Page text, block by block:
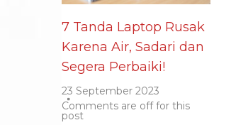
7 Tanda Laptop Rusak
Karena Air, Sadari dan
Segera Perbaiki!
23 September 2023
Comments are off for this
post